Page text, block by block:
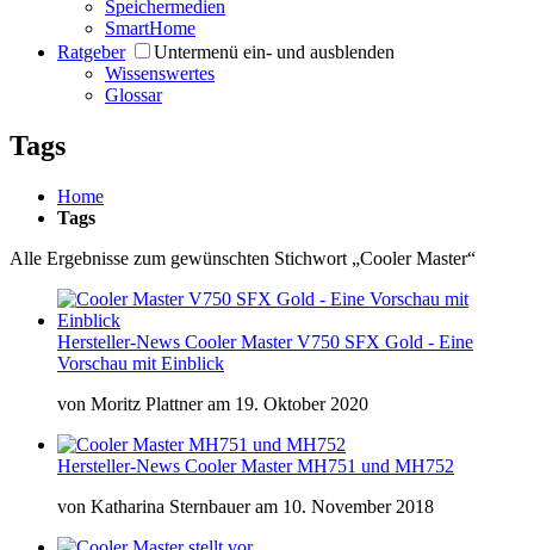
Speichermedien
SmartHome
Ratgeber
Untermenü ein- und ausblenden
Wissenswertes
Glossar
Tags
Home
Tags
Alle Ergebnisse zum gewünschten Stichwort „Cooler Master“
Hersteller-News Cooler Master V750 SFX Gold - Eine
Vorschau mit Einblick
von Moritz Plattneram 19. Oktober 2020
Hersteller-News Cooler Master MH751 und MH752
von Katharina Sternbaueram 10. November 2018